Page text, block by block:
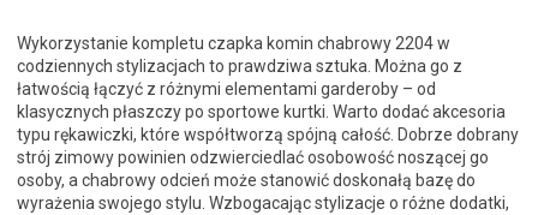
Wykorzystanie kompletu czapka komin chabrowy 2204 w
codziennych stylizacjach to prawdziwa sztuka. Można go z
łatwością łączyć z różnymi elementami garderoby – od
klasycznych płaszczy po sportowe kurtki. Warto dodać akcesoria
typu rękawiczki, które współtworzą spójną całość. Dobrze dobrany
strój zimowy powinien odzwierciedlać osobowość noszącej go
osoby, a chabrowy odcień może stanowić doskonałą bazę do
wyrażenia swojego stylu. Wzbogacając stylizacje o różne dodatki,